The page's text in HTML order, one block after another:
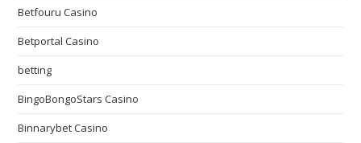
Betfouru Casino
Betportal Casino
betting
BingoBongoStars Casino
Binnarybet Casino